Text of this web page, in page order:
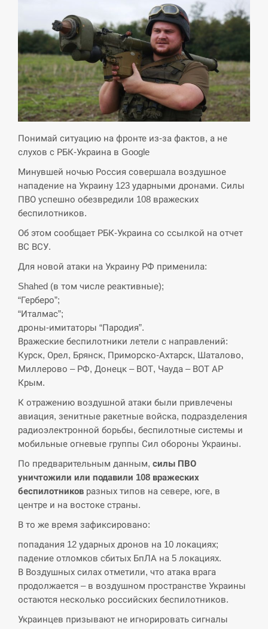
Марокко через міграційну кризу –…
СЕРПЕНЬ
15:00
РФ провела новий раунд таємних зустрічей з
Європою щодо війни…
СЕРПЕНЬ
14:53
Экс-послу в США Стефанишиной вручили новое
подозрение и избирают меру…
СЕРПЕНЬ
14:40
У Росії розгортається ракетний підрозділ КНДР –
Reuters
СЕРПЕНЬ
Поставки ракет для ПВО сократились втрое,
СЕРПЕНЬ
14:10
У Румунії затоплять чотири баржі для
збільшення потоку води до…
СЕРПЕНЬ
В Москве пожаловались на “кратный рост” атак
дронов Украины
СЕРПЕНЬ
13:40
Біля українського літака в аеропорту Лейпцига
виявили дрон, ймовірно, з…
СЕРПЕНЬ
13:23
“Они должны быть уничтожены”: в МИДе
ответили, как отреагируют на…
СЕРПЕНЬ
13:10
Тайвань проводить найбільші військові
навчання на тлі загрози вторгнення з…
Понимай ситуацию на фронте из-за фактов, а не
слухов с РБК-Украина в Google
Минувшей ночью Россия совершала воздушное
нападение на Украину 123 ударными дронами. Силы
ПВО успешно обезвредили 108 вражеских
беспилотников.
Об этом сообщает РБК-Украина со ссылкой на отчет
ВС ВСУ.
Для новой атаки на Украину РФ применила:
Shahed (в том числе реактивные);
“Герберо”;
“Италмас”;
дроны-имитаторы “Пародия”.
Вражеские беспилотники летели с направлений:
Курск, Орел, Брянск, Приморско-Ахтарск, Шаталово,
Миллерово – РФ, Донецк – ВОТ, Чауда – ВОТ АР
Крым.
К отражению воздушной атаки были привлечены
авиация, зенитные ракетные войска, подразделения
радиоэлектронной борьбы, беспилотные системы и
мобильные огневые группы Сил обороны Украины.
По предварительным данным, силы ПВО
уничтожили или подавили 108 вражеских
беспилотников разных типов на севере, юге, в
центре и на востоке страны.
В то же время зафиксировано:
попадания 12 ударных дронов на 10 локациях;
падение отломков сбитых БпЛА на 5 локациях.
В Воздушных силах отметили, что атака врага
продолжается – в воздушном пространстве Украины
остаются несколько российских беспилотников.
Украинцев призывают не игнорировать сигналы